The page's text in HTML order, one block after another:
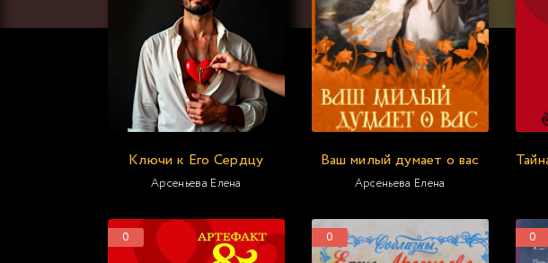
Ключи к Его Сердцу
Арсеньева Елена
Ваш милый думает о вас
Арсеньева Елена
0 0 0